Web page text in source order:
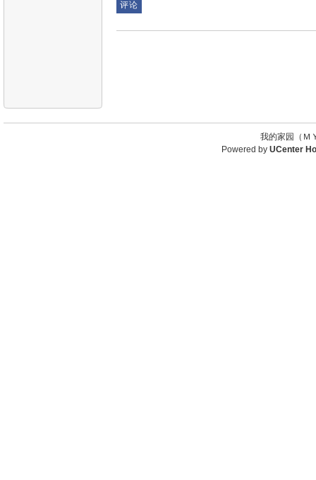
我的家园（
Powered by UCenter